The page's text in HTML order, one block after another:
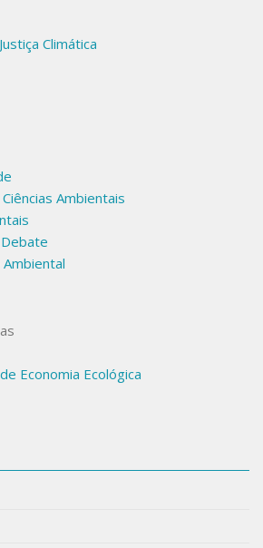
Climática
Ambientais
Economia Ecológica